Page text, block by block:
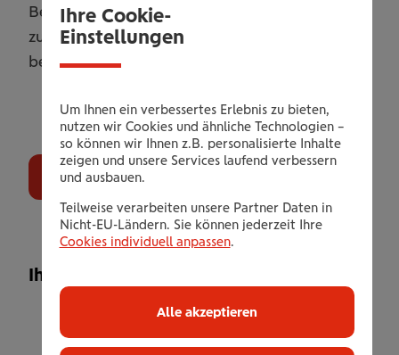
Bedürfnisse angepasstes Genesungsprogramm
zu erstellen und Sie höchst individuell zu
begleiten.
Gutschein bestellen
Ihr Leistungsangebot
EKG-Sensor + Messungen:
Brustgurtsystem sowie 1 Monat Software-
Ihre Cookie-
Einstellungen
Um Ihnen ein verbessertes Erlebnis zu bieten,
nutzen wir Cookies und ähnliche Technologien –
so können wir Ihnen z.B. personalisierte Inhalte
zeigen und unsere Services laufend verbessern
und ausbauen.
Teilweise verarbeiten unsere Partner Daten in
Nicht-EU-Ländern. Sie können jederzeit Ihre
Cookies individuell anpassen.
Alle akzeptieren